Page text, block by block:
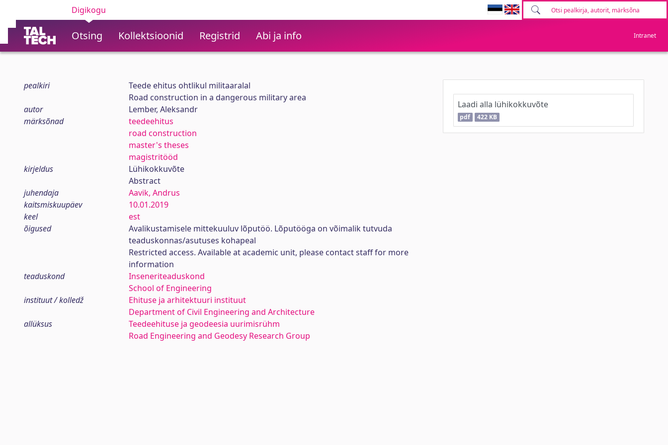
Digikogu
Otsing Kollektsioonid Registrid Abi ja info Intranet
pealkiri
Teede ehitus ohtlikul militaaralal
Road construction in a dangerous military area
autor
Lember, Aleksandr
märksõnad
teedeehitus
road construction
master's theses
magistritööd
kirjeldus
Lühikokkuvõte
Abstract
juhendaja
Aavik, Andrus
kaitsmiskuupäev
10.01.2019
keel
est
õigused
Avalikustamisele mittekuuluv lõputöö. Lõputööga on võimalik tutvuda
teaduskonnas/asutuses kohapeal
Restricted access. Available at academic unit, please contact staff for more
information
teaduskond
Inseneriteaduskond
School of Engineering
instituut / kolledž
Ehituse ja arhitektuuri instituut
Department of Civil Engineering and Architecture
allüksus
Teedeehituse ja geodeesia uurimisrühm
Road Engineering and Geodesy Research Group
Laadi alla lühikokkuvõte
pdf 422 KB